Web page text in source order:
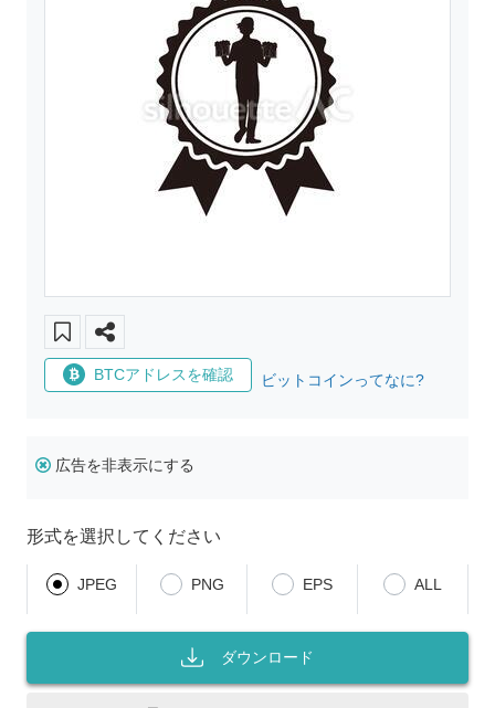
BTCアドレスを確認 ビットコインってなに?
広告を非表示にする
形式を選択してください
JPEG PNG EPS ALL
ダウンロード